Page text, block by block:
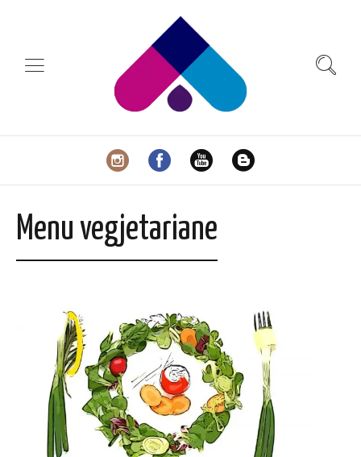
Menu vegjetariane